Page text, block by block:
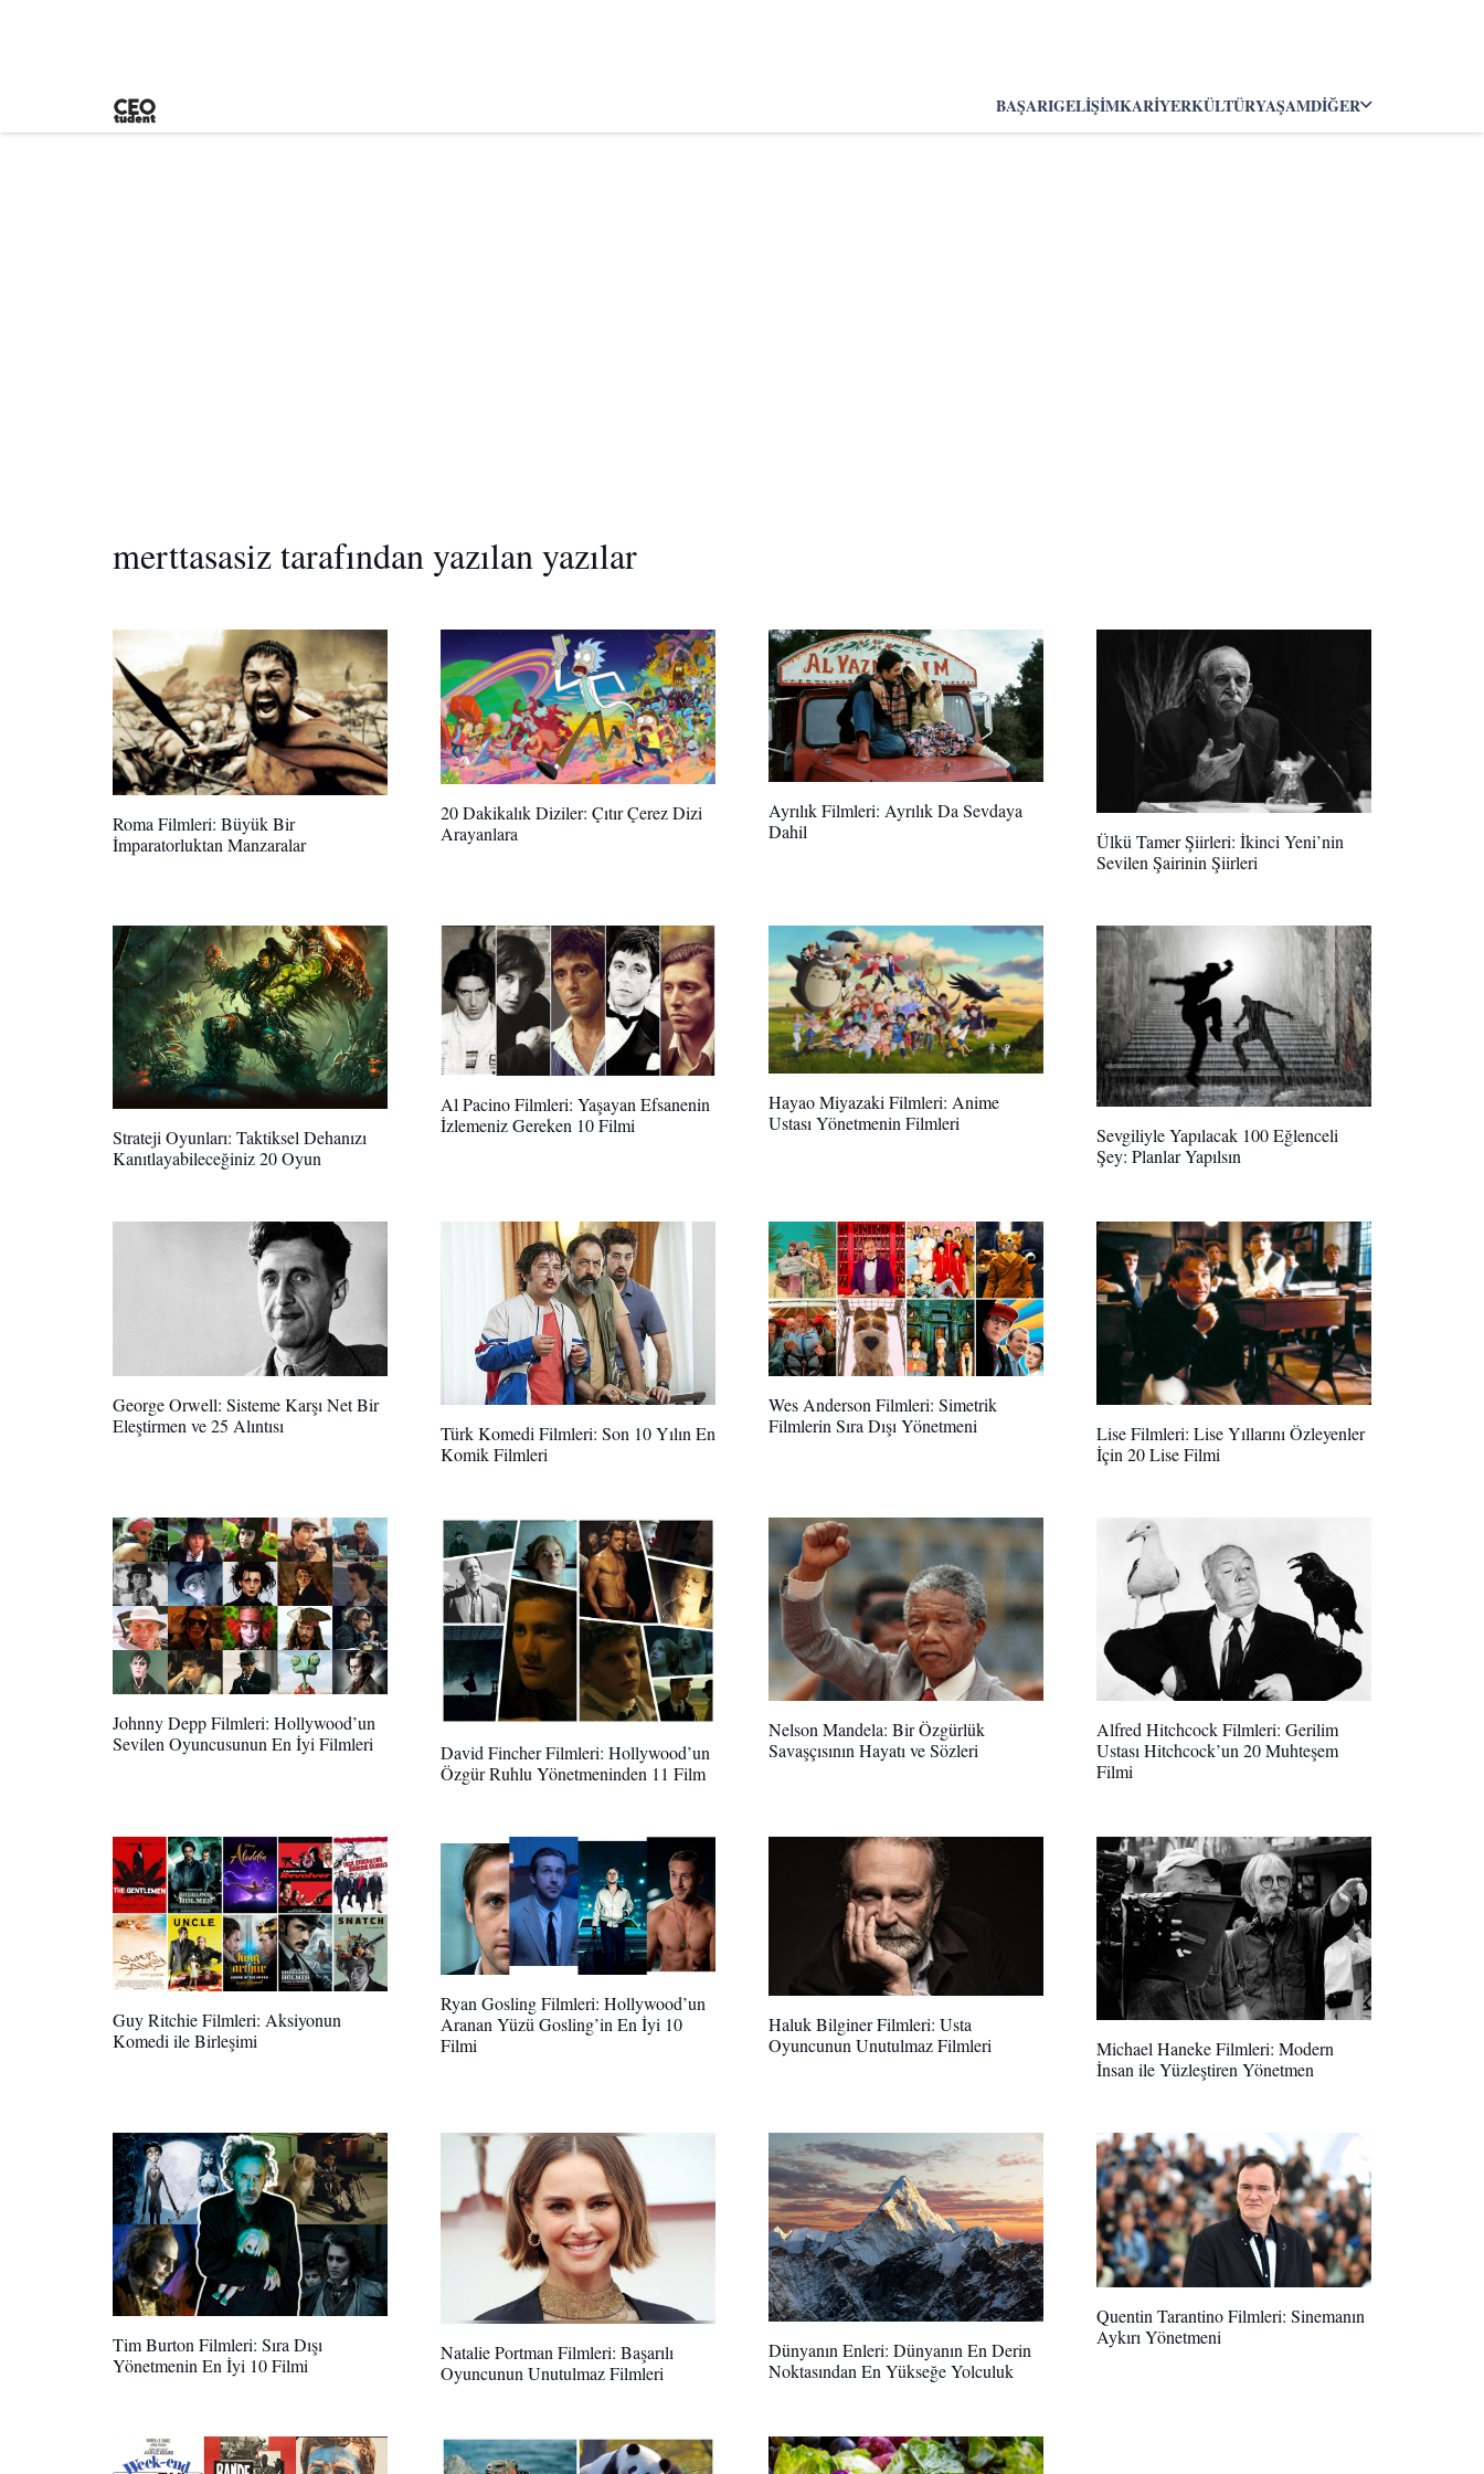
BAŞARIGELIŞIMKARIYERKÜLTÜRYAŞAMDIĞER
merttasasiz tarafından yazılan yazılar
Roma Filmleri: Büyük Bir
İmparatorluktan Manzaralar
20 Dakikalık Diziler: Çıtır Çerez Dizi
Arayanlara
Ayrılık Filmleri: Ayrılık Da Sevdaya
Dahil
Ülkü Tamer Şiirleri: İkinci Yeni’nin
Sevilen Şairinin Şiirleri
Strateji Oyunları: Taktiksel Dehanızı
Kanıtlayabileceğiniz 20 Oyun
Al Pacino Filmleri: Yaşayan Efsanenin
İzlemeniz Gereken 10 Filmi
Hayao Miyazaki Filmleri: Anime
Ustası Yönetmenin Filmleri
Sevgiliyle Yapılacak 100 Eğlenceli
Şey: Planlar Yapılsın
George Orwell: Sisteme Karşı Net Bir
Eleştirmen ve 25 Alıntısı
Türk Komedi Filmleri: Son 10 Yılın En
Komik Filmleri
Wes Anderson Filmleri: Simetrik
Filmlerin Sıra Dışı Yönetmeni
Lise Filmleri: Lise Yıllarını Özleyenler
İçin 20 Lise Filmi
Johnny Depp Filmleri: Hollywood’un
Sevilen Oyuncusunun En İyi Filmleri
David Fincher Filmleri: Hollywood’un
Özgür Ruhlu Yönetmeninden 11 Film
Nelson Mandela: Bir Özgürlük
Savaşçısının Hayatı ve Sözleri
Alfred Hitchcock Filmleri: Gerilim
Ustası Hitchcock’un 20 Muhteşem
Filmi
Guy Ritchie Filmleri: Aksiyonun
Komedi ile Birleşimi
Ryan Gosling Filmleri: Hollywood’un
Aranan Yüzü Gosling’in En İyi 10
Filmi
Haluk Bilginer Filmleri: Usta
Oyuncunun Unutulmaz Filmleri
Michael Haneke Filmleri: Modern
İnsan ile Yüzleştiren Yönetmen
Tim Burton Filmleri: Sıra Dışı
Yönetmenin En İyi 10 Filmi
Natalie Portman Filmleri: Başarılı
Oyuncunun Unutulmaz Filmleri
Dünyanın Enleri: Dünyanın En Derin
Noktasından En Yükseğe Yolculuk
Quentin Tarantino Filmleri: Sinemanın
Aykırı Yönetmeni